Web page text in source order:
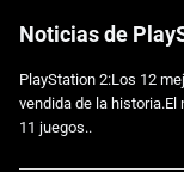
Noticias de
PlayStation 2:Los 12
vendida de la historia.El
11 juegos..